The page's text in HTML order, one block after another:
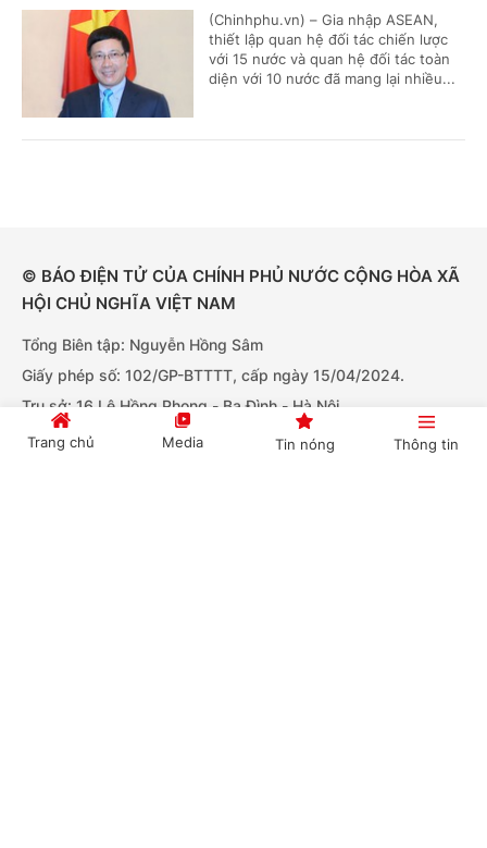
(Chinhphu.vn) – Gia nhập ASEAN,
thiết lập quan hệ đối tác chiến lược
với 15 nước và quan hệ đối tác toàn
diện với 10 nước đã mang lại nhiều...
© BÁO ĐIỆN TỬ CỦA CHÍNH PHỦ NƯỚC CỘNG HÒA XÃ
HỘI CHỦ NGHĨA VIỆT NAM
Tổng Biên tập: Nguyễn Hồng Sâm
Giấy phép số: 102/GP-BTTTT, cấp ngày 15/04/2024.
Trụ sở: 16 Lê Hồng Phong - Ba Đình - Hà Nội.
Điện thoại: Văn phòng: 080.43162; Fax: 080.48924
Trang chủ Media Tin nóng Thông tin